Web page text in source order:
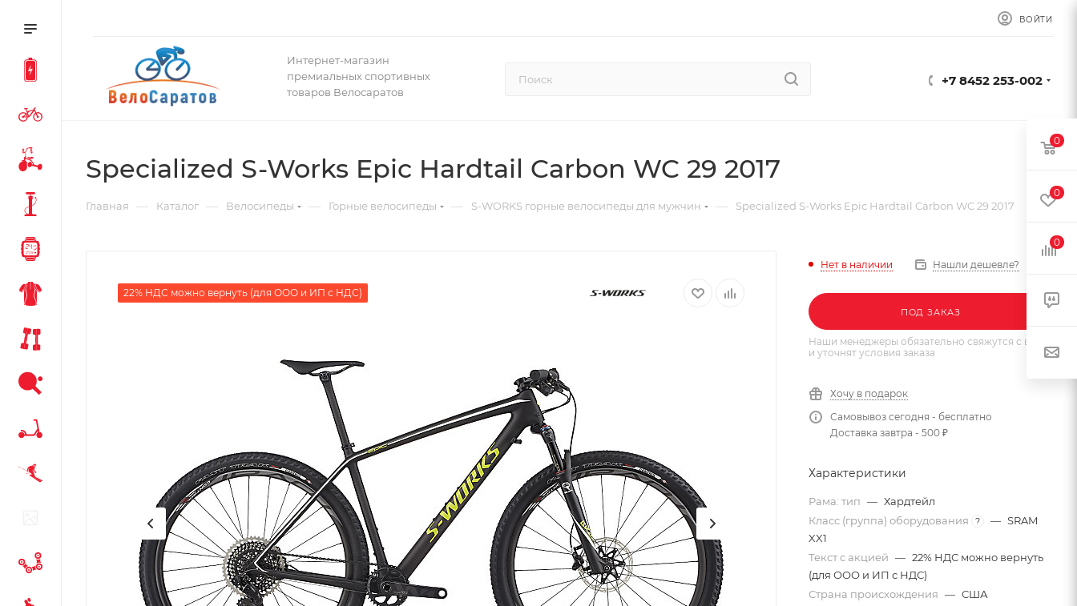
ВОЙТИ
Интернет-магазин
премиальных спортивных
товаров Велосаратов
+7 8452 253-002
Specialized S-Works Epic Hardtail Carbon WC 29 2017
Главная — Каталог — Велосипеды — Горные велосипеды — S-WORKS горные велосипеды для мужчин — Specialized S-Works Epic Hardtail Carbon WC 29 2017
22% НДС можно вернуть (для ООО и ИП с НДС)
Нет в наличии Нашли дешевле?
ПОД ЗАКАЗ
Наши менеджеры обязательно свяжутся с вами
и уточнят условия заказа
Хочу в подарок
Самовывоз сегодня - бесплатно
Доставка завтра - 500 ₽
Характеристики
Рама: тип — Хардтейл
Класс (группа) оборудования
? — SRAM
XX1
Текст с акцией — 22% НДС можно вернуть
(для ООО и ИП с НДС)
Страна происхождения — США
0
0
0